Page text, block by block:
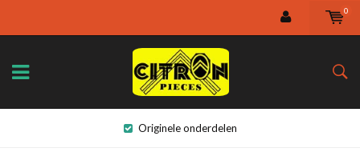
0
Originele onderdelen